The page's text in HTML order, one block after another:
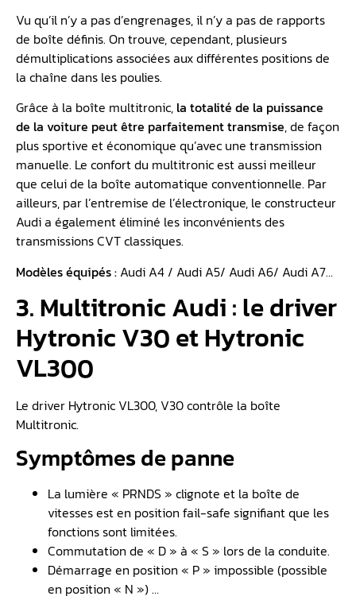
Vu qu’il n’y a pas d’engrenages, il n’y a pas de rapports
de boîte définis. On trouve, cependant, plusieurs
démultiplications associées aux différentes positions de
la chaîne dans les poulies.
Grâce à la boîte multitronic, la totalité de la puissance
de la voiture peut être parfaitement transmise, de façon
plus sportive et économique qu’avec une transmission
manuelle. Le confort du multitronic est aussi meilleur
que celui de la boîte automatique conventionnelle. Par
ailleurs, par l’entremise de l’électronique, le constructeur
Audi a également éliminé les inconvénients des
transmissions CVT classiques.
Modèles équipés : Audi A4 / Audi A5/ Audi A6/ Audi A7…
3. Multitronic Audi : le driver
Hytronic V30 et Hytronic
VL300
Le driver Hytronic VL300, V30 contrôle la boîte
Multitronic.
Symptômes de panne
La lumière « PRNDS » clignote et la boîte de
vitesses est en position fail-safe signifiant que les
fonctions sont limitées.
Commutation de « D » à « S » lors de la conduite.
Démarrage en position « P » impossible (possible
en position « N ») …